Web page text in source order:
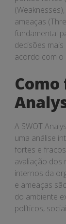
ameaças
fundamental
decisões
acordo com o
Como
A SWOT
uma análise
fortes e
avaliação dos
internos da
e ameaças
do ambiente
políticos,